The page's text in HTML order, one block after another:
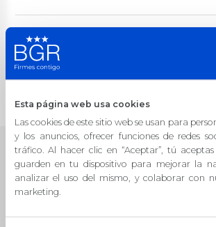
Esta página web usa cookies
Las cookies de este sitio web se usan para
y los anuncios, ofrecer funciones de redes
tráfico. Al hacer clic en “Aceptar”, tú
guarden en tu dispositivo para mejorar la
analizar el uso del mismo, y colaborar con
marketing.
Comparte esta nota
Digitalización
Ver todos los artículos